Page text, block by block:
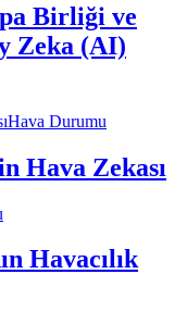
Birliği ve
Zeka (AI)
Hava Durumu
Hava Zekası
Havacılık